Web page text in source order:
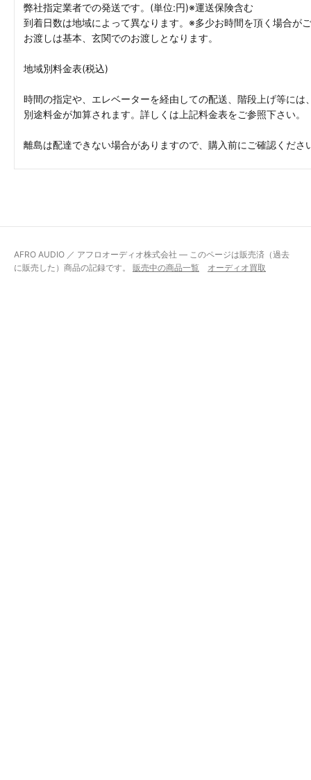
弊社指定業者での発送です。(単位:円)※運送保険含む
到着日数は地域によって異なります。※多少お時間を頂く場合が
お渡しは基本、玄関でのお渡しとなります。
地域別料金表(税込)
時間の指定や、エレベーターを経由しての配送、階段上げ等には
別途料金が加算されます。詳しくは上記料金表をご参照下さい。
離島は配達できない場合がありますので、購入前にご確認くださ
AFRO AUDIO ／ アフロオーディオ株式会社 — このページは販売済（過去
に販売した）商品の記録です。 販売中の商品一覧 オーディオ買取